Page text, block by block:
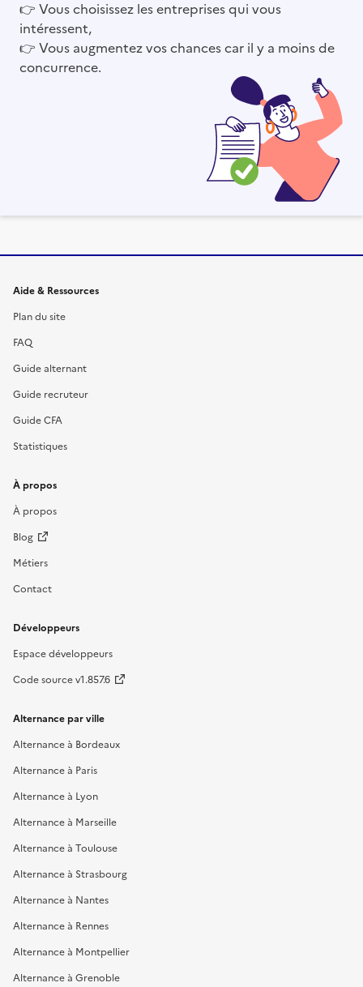
👉 Vous choisissez les entreprises qui vous
intéressent,
👉 Vous augmentez vos chances car il y a moins de
concurrence.
Informations et liens du site
Aide & Ressources
Plan du site
FAQ
Guide alternant
Guide recruteur
Guide CFA
Statistiques
À propos
À propos
Blog
Métiers
Contact
Développeurs
Espace développeurs
Code source v1.857.6
Alternance par ville
Alternance à Bordeaux
Alternance à Paris
Alternance à Lyon
Alternance à Marseille
Alternance à Toulouse
Alternance à Strasbourg
Alternance à Nantes
Alternance à Rennes
Alternance à Montpellier
Alternance à Grenoble